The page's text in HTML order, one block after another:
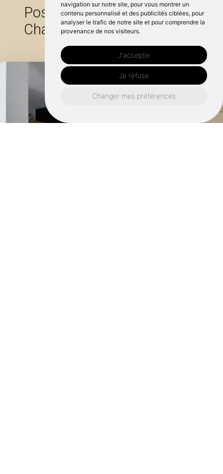
navigation sur notre site, pour vous montrer un
contenu personnalisé et des publicités ciblées, pour
analyser le trafic de notre site et pour comprendre la
provenance de nos visiteurs.
J'accepte
Je refuse
Changer mes préférences
Pose parquet autour de
Chantepie :